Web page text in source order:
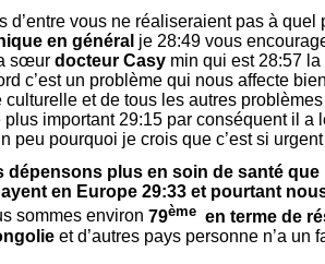
d’entre vous ne réaliseraient pas à quel
en général je 28:49 vous
sœur docteur Casy min qui est 28:57
c’est un problème qui nous affecte
culturelle et de tous les autres
plus important 29:15 par conséquent il
peu pourquoi je crois que c’est si urgent
dépensons plus en soin de santé
en Europe 29:33 et pourtant
sommes environ 79ème en terme de
et d’autres pays personne n’a